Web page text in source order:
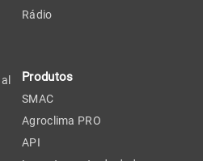
Rádio
Produtos
SMAC
Agroclima PRO
API